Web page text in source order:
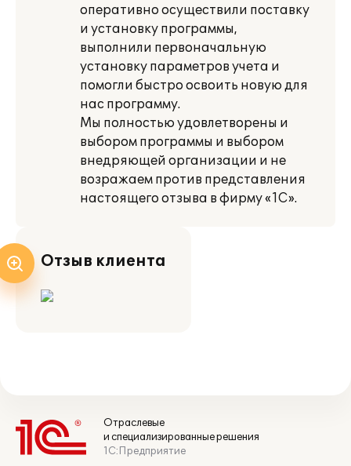
оперативно осуществили поставку
и установку программы,
выполнили первоначальную
установку параметров учета и
помогли быстро освоить новую для
нас программу.
Мы полностью удовлетворены и
выбором программы и выбором
внедряющей организации и не
возражаем против представления
настоящего отзыва в фирму «1С».
Отзыв клиента
Отраслевые
и специализированные решения
1С:Предприятие